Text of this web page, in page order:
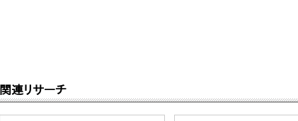
関連リサーチ